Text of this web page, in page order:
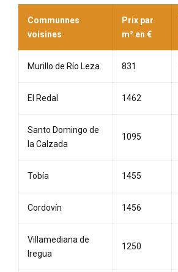
Communnes
voisines
Prix par
m² en €
Murillo de Río Leza 831
El Redal 1462
Santo Domingo de
la Calzada
1095
Tobía 1455
Cordovín 1456
Villamediana de
Iregua
1250